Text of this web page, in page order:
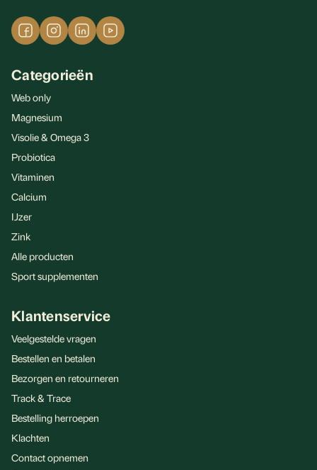
Categorieën
Web only
Magnesium
Visolie & Omega 3
Probiotica
Vitaminen
Calcium
IJzer
Zink
Alle producten
Sport supplementen
Klantenservice
Veelgestelde vragen
Bestellen en betalen
Bezorgen en retourneren
Track & Trace
Bestelling herroepen
Klachten
Contact opnemen